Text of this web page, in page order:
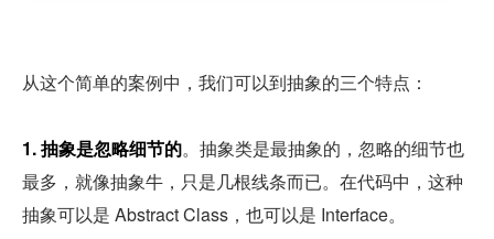
从这个简单的案例中，我们可以到抽象的三个特点：
1. 抽象是忽略细节的。抽象类是最抽象的，忽略的细节也
最多，就像抽象牛，只是几根线条而已。在代码中，这种
抽象可以是 Abstract Class，也可以是 Interface。